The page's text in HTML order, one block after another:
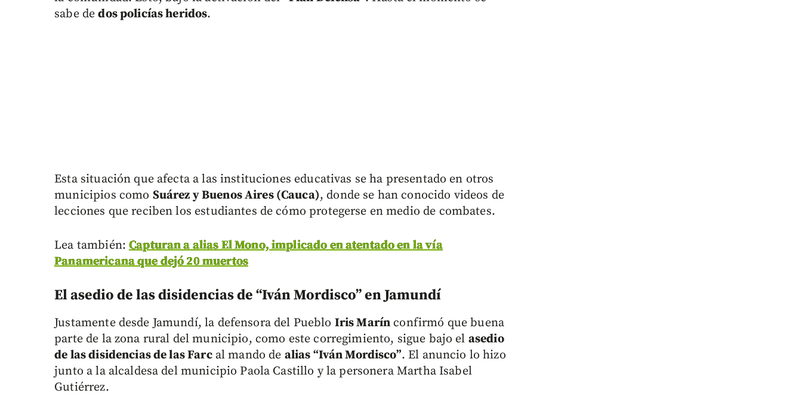
sabe dedos policías heridos.
Esta situación que afecta a las instituciones educativas se ha presentado en otros
municipios como Suárez y Buenos Aires (Cauca), donde se han conocido videos de
lecciones que reciben los estudiantes de cómo protegerse en medio de combates.
Lea también:Capturan a alias El Mono, implicado en atentado en la vía
Panamericana que dejó 20 muertos
El asedio de las disidencias de “Iván Mordisco” en Jamundí
Justamente desde Jamundí, la defensora del Pueblo Iris Marín confirmó que buena
parte de la zona rural del municipio, como este corregimiento, sigue bajo el asedio
de las disidencias de las Farcal mando de alias “Iván Mordisco”. El anuncio lo hizo
junto a la alcaldesa del municipio Paola Castillo y la personera Martha Isabel
Gutiérrez.